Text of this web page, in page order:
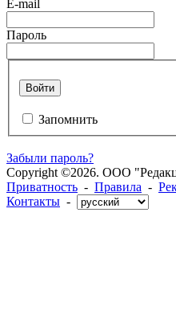
E-mail
Пароль
Войти
Запомнить
Забыли пароль?
Copyright ©2026. ООО
Приватность - Правила -
Контакты -